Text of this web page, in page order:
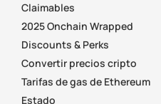
Claimables
2025 Onchain Wrapped
Discounts & Perks
Convertir precios cripto
Tarifas de gas de Ethereum
Estado